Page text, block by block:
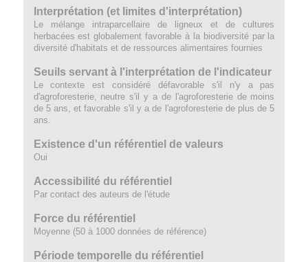
Interprétation (et limites d'interprétation)
Le mélange intraparcellaire de ligneux et de cultures
herbacées est globalement favorable à la biodiversité par la
diversité d'habitats et de ressources alimentaires fournies
Seuils servant à l'interprétation de l'indicateur
Le contexte est considéré défavorable s'il n'y a pas
d'agroforesterie, neutre s'il y a de l'agroforesterie de moins
de 5 ans, et favorable s'il y a de l'agroforesterie de plus de 5
ans.
Existence d'un référentiel de valeurs
Oui
Accessibilité du référentiel
Par contact des auteurs de l'étude
Force du référentiel
Moyenne (50 à 1000 données de référence)
Période temporelle du référentiel